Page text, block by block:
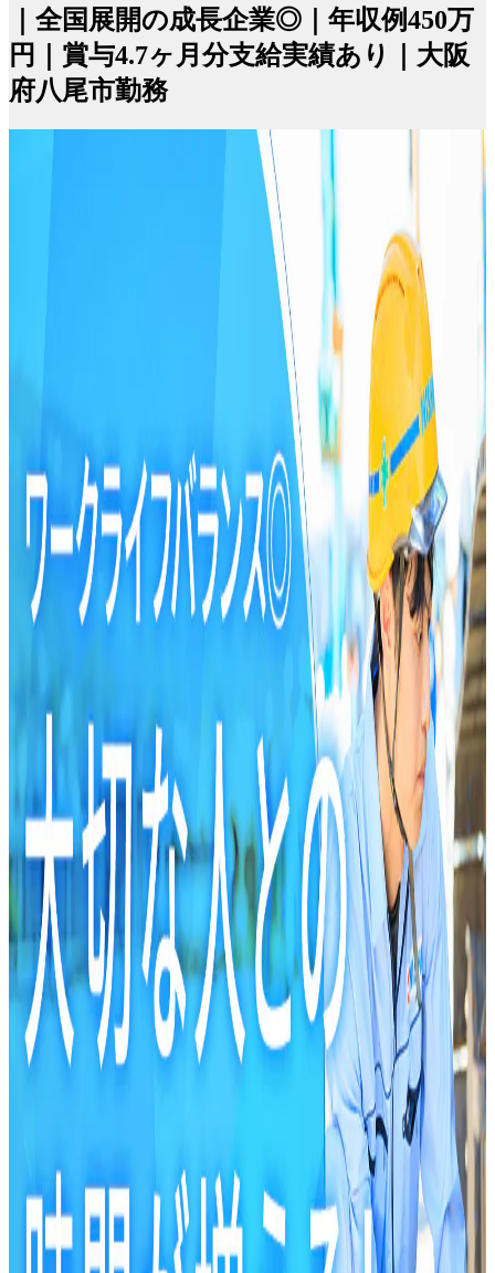
｜全国展開の成長企業◎｜年収例450万
円｜賞与4.7ヶ月分支給実績あり｜大阪
府八尾市勤務